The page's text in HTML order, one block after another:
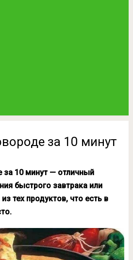
за 10 минут
за 10 минут — отличный
быстрого завтрака или
тех продуктов, что есть в